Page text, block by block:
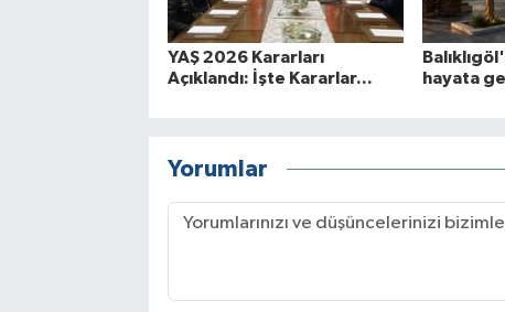
YAŞ 2026 Kararları
Açıklandı: İşte Kararlar...
hayata
Yorumlar